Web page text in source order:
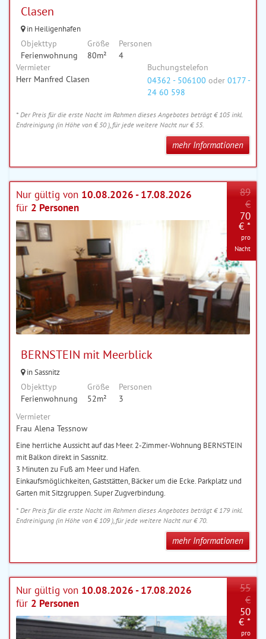
Clasen
in Heiligenhafen
Objekttyp
Ferienwohnung
Größe
80m²
Personen
4
Vermieter
Herr Manfred Clasen
Buchungstelefon
04362 - 506100 oder 0177 -
24 60 598
* Der Preis für die erste Nacht im Rahmen dieses Angebotes beträgt € 105 inkl.
Endreinigung (in Höhe von € 50 ), für jede weitere Nacht nur € 55.
mehr Informationen
Nur gültig von 10.08.2026 - 17.08.2026
für 2 Personen
BERNSTEIN mit Meerblick
in Sassnitz
Objekttyp
Ferienwohnung
Größe
52m²
Personen
3
89
€
70
€ *
pro
Nacht
Vermieter
Frau Alena Tessnow
Eine herrliche Aussicht auf das Meer. 2-Zimmer-Wohnung BERNSTEIN
mit Balkon direkt in Sassnitz.
3 Minuten zu Fuß am Meer und Hafen.
Einkaufsmöglichkeiten, Gaststätten, Bäcker um die Ecke. Parkplatz und
Garten mit Sitzgruppen. Super Zugverbindung.
* Der Preis für die erste Nacht im Rahmen dieses Angebotes beträgt € 179 inkl.
Endreinigung (in Höhe von € 109 ), für jede weitere Nacht nur € 70.
mehr Informationen
Nur gültig von 10.08.2026 - 17.08.2026
für 2 Personen
55
€
50
€ *
pro